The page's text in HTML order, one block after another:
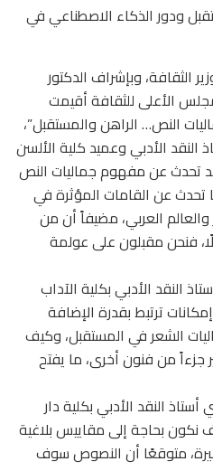
ودور الذكاء الاصطناعي في
الثقافة، وبإشراف الدكتور
الأعلى للثقافة أقيمت
النص… الراهن والمستقبل”،
النقد الأدبي وعميد كلية الألسن
تحدث عن مفهوم جماليات النص
عن القامات المؤثرة في
العربي، مضيفاً أن من
فنحن مقبلون على عولمة
النقد الأدبي بكلية الآداب
ترتبط بقدرة الإضافة
الشعر في المستقبل، وكيف
جزءاً من فنون أخرى، ما يفتح
أستاذ النقد الأدبي بكلية دار
نكون بحاجة إلى مقاييس بلاغية
متوقعًا أن النصوص سوف